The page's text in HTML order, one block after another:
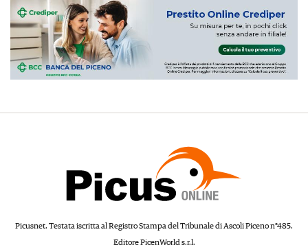
Picusnet. Testata iscritta al Registro Stampa del Tribunale di Ascoli Piceno n°485.
Editore PicenWorld s.r.l.